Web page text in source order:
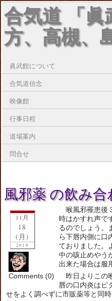
合気道 「眞
方、高槻、
眞武館について
合気道信念
映像館
行事日程
道場案内
問合せ
風邪薬 の飲み合
11月
18
(月)
2019
Comments (0)
喉風邪罹患後
時はかすれ声で
るのでしょう。
ら下唇内側に口
ておりました。
中の咳止めやう
出来た場合は服
昨日よりこの
唇の口内炎はピ
せをよく調べずに市販薬等と同